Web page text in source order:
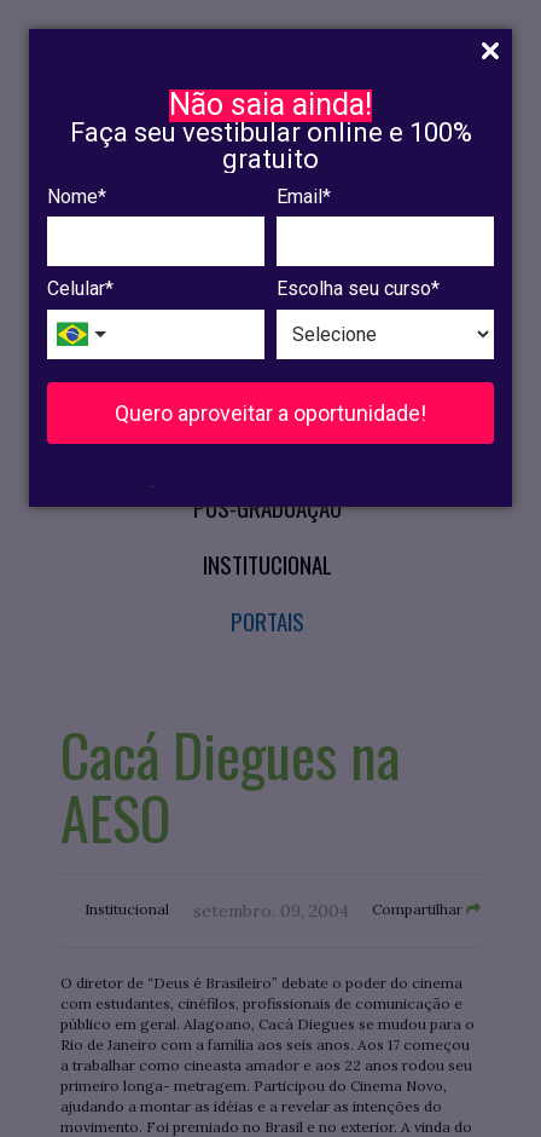
Não saia ainda!
Faça seu vestibular online e 100%
gratuito
Nome* Email*
Celular* Escolha seu curso*
Quero aproveitar a oportunidade!
.
INSCRIÇÃO
OLINDA
RECIFE
VESTIBULAR
CURSOS PRESENCIAIS
PÓS-GRADUAÇÃO
INSTITUCIONAL
PORTAIS
Cacá Diegues na
AESO
Institucional setembro. 09, 2004 Compartilhar
O diretor de “Deus é Brasileiro” debate o poder do cinema
com estudantes, cinéfilos, profissionais de comunicação e
público em geral. Alagoano, Cacá Diegues se mudou para o
Rio de Janeiro com a família aos seis anos. Aos 17 começou
a trabalhar como cineasta amador e aos 22 anos rodou seu
primeiro longa- metragem. Participou do Cinema Novo,
ajudando a montar as idéias e a revelar as intenções do
movimento. Foi premiado no Brasil e no exterior. A vinda do